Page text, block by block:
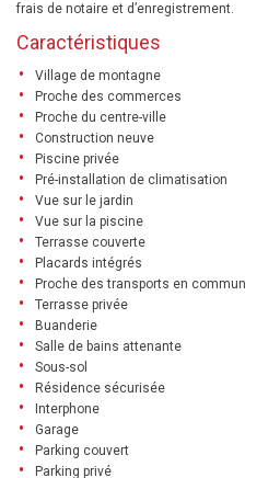
frais de notaire et d’enregistrement.
Caractéristiques
Village de montagne
Proche des commerces
Proche du centre-ville
Construction neuve
Piscine privée
Pré-installation de climatisation
Vue sur le jardin
Vue sur la piscine
Terrasse couverte
Placards intégrés
Proche des transports en commun
Terrasse privée
Buanderie
Salle de bains attenante
Sous-sol
Résidence sécurisée
Interphone
Garage
Parking couvert
Parking privé